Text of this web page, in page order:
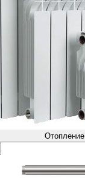
Отопление